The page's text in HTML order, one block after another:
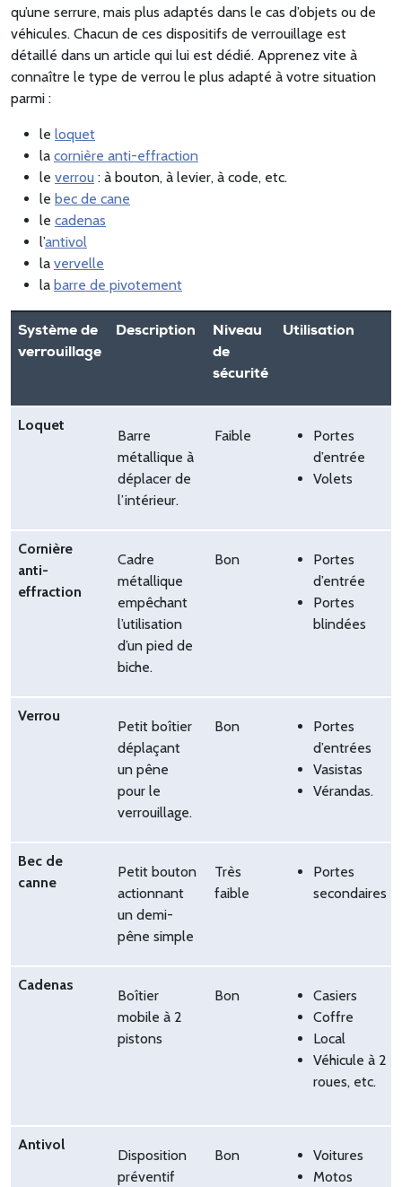
qu’une serrure, mais plus adaptés dans le cas d’objets ou de
véhicules. Chacun de ces dispositifs de verrouillage est
détaillé dans un article qui lui est dédié. Apprenez vite à
connaître le type de verrou le plus adapté à votre situation
parmi :
le loquet
la cornière anti-effraction
le verrou : à bouton, à levier, à code, etc.
le bec de cane
le cadenas
l’antivol
la vervelle
la barre de pivotement
Système de
verrouillage
Description
Niveau
de
sécurité
Utilisation
Loquet
Barre
métallique à
déplacer de
l’intérieur.
Faible
Portes
d’entrée
Volets
Cornière
anti-
effraction
Cadre
métallique
empêchant
l’utilisation
d’un pied de
biche.
Bon
Portes
d’entrée
Portes
blindées
Verrou
Petit boîtier
déplaçant
un pêne
pour le
verrouillage.
Bon
Portes
d’entrées
Vasistas
Vérandas.
Bec de
canne
Petit bouton
actionnant
un demi-
pêne simple
Très
faible
Portes
secondaires
Cadenas
Boîtier
mobile à 2
pistons
Bon
Casiers
Coffre
Local
Véhicule à 2
roues, etc.
Antivol
Disposition
préventif
Bon
Voitures
Motos